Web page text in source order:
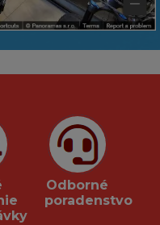
Odborné
poradenstvo